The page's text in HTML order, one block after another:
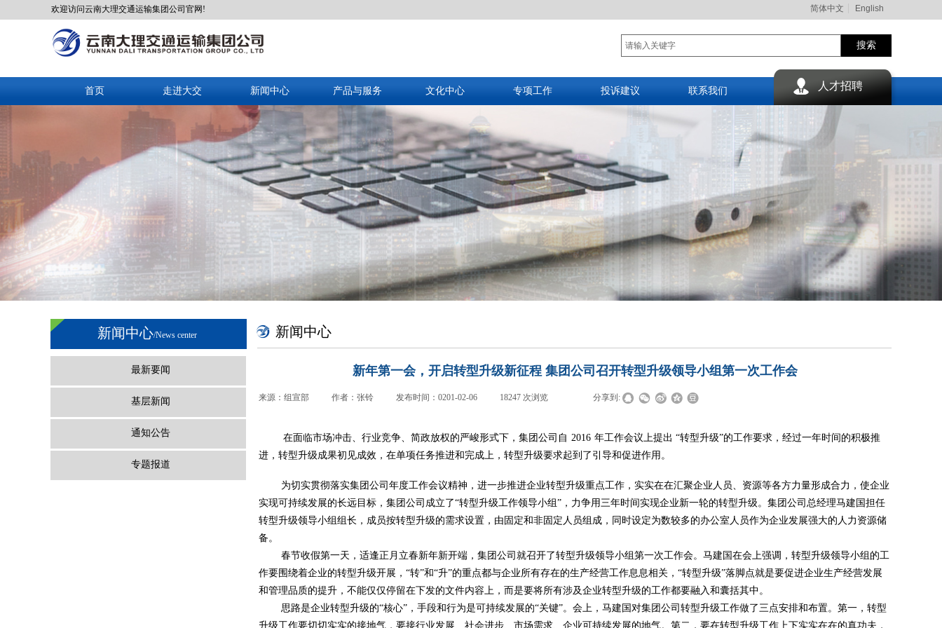
欢迎访问云南大理交通运输集团公司官网! 简体中文 English
搜索
首页 走进大交 新闻中心 产品与服务 文化中心 专项工作 投诉建议 联系我们 人才招聘
新闻中心/News center 新闻中心
最新要闻
基层新闻
通知公告
专题报道
新年第一会，开启转型升级新征程 集团公司召开转型升级领导小组第一次工作会
来源： 组宣部 作者： 张铃 发布时间： 0201-02-06 18247 次浏览 分享到:
在面临市场冲击、行业竞争、简政放权的严峻形式下，集团公司自 2016 年工作会议上提出 “转型升级”的工作要求，经过一年时间的积极推
进，转型升级成果初见成效，在单项任务推进和完成上，转型升级要求起到了引导和促进作用。
为切实贯彻落实集团公司年度工作会议精神，进一步推进企业转型升级重点工作，实实在在汇聚企业人员、资源等各方力量形成合力，使企业
实现可持续发展的长远目标，集团公司成立了“转型升级工作领导小组”，力争用三年时间实现企业新一轮的转型升级。集团公司总经理马建国担任
转型升级领导小组组长，成员按转型升级的需求设置，由固定和非固定人员组成，同时设定为数较多的办公室人员作为企业发展强大的人力资源储
备。
春节收假第一天，适逢正月立春新年新开端，集团公司就召开了转型升级领导小组第一次工作会。马建国在会上强调，转型升级领导小组的工
作要围绕着企业的转型升级开展，“转”和“升”的重点都与企业所有存在的生产经营工作息息相关，“转型升级”落脚点就是要促进企业生产经营发展
和管理品质的提升，不能仅仅停留在下发的文件内容上，而是要将所有涉及企业转型升级的工作都要融入和囊括其中。
思路是企业转型升级的“核心”，手段和行为是可持续发展的“关键”。 会上，马建国对集团公司转型升级工作做了三点安排和布置。第一，转型
升级工作要切切实实的接地气，要接行业发展、社会进步、市场需求、企业可持续发展的地气。第二，要在转型升级工作上下实实在在的真功夫，